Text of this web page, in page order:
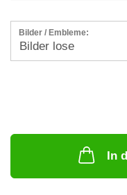
Bilder / Embleme:
In